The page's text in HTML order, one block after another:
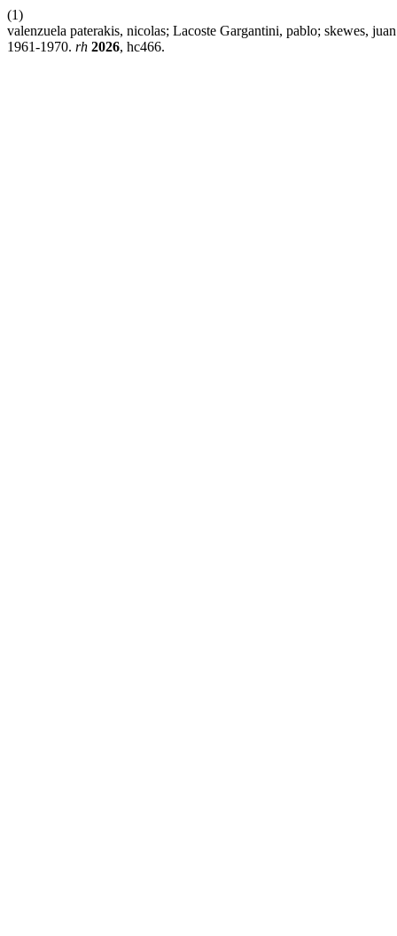
(1)
valenzuela paterakis, nicolas; Lacoste Gargantini, pablo; skewes,
1961-1970. rh 2026, hc466.